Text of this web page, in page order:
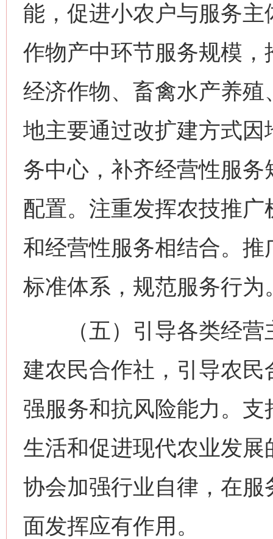
能，促进小农户与服务
作物产中环节服务规模
经济作物、畜禽水产养
地主要通过改扩建方式
务中心，补齐经营性服
配置。注重发挥农技推
和经营性服务相结合。
标准体系，规范服务行为
（五）引导各类经营
建农民合作社，引导农
强服务和抗风险能力。
生活和促进现代农业发
协会加强行业自律，在
面发挥应有作用。